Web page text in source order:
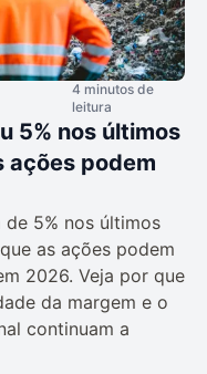
4 minutos de
leitura
5% nos últimos
ações podem
de 5% nos últimos
as ações podem
2026. Veja por que
da margem e o
continuam a